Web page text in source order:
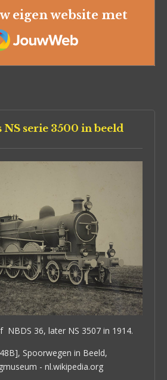
eigen website met
serie 3500 in beeld
36, later NS 3507 in 1914.
Spoorwegen in Beeld,
- nl.wikipedia.org